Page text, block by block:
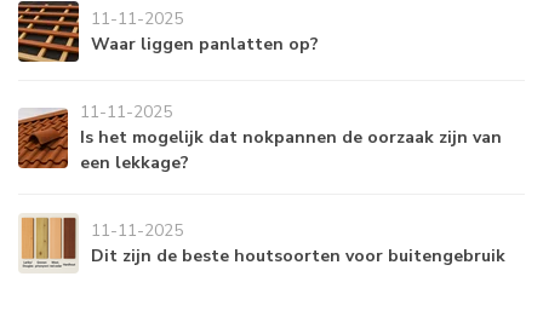
11-11-2025
Waar liggen panlatten op?
11-11-2025
Is het mogelijk dat nokpannen de oorzaak zijn van
een lekkage?
11-11-2025
Dit zijn de beste houtsoorten voor buitengebruik